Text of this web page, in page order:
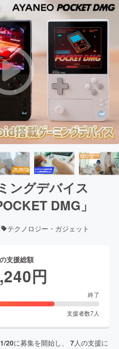
ングデバイス
DMG」
テクノロジー・ガジェット
支援総額
円
終了
支援者数7人
20に募集を開始し、 7人の支援に